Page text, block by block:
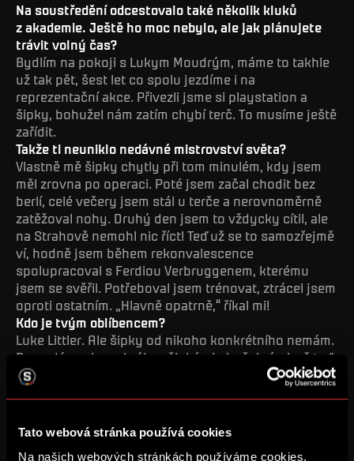
Tato webová stránka používá cookies
Na našich webových stránkách používáme cookies,
Na soustředění odcestovalo také několik kluků
z akademie. Ještě ho moc nebylo, ale jak plánujete
trávit volný čas?
Bydlím na pokoji s Lukym Moudrým, máme to takhle
už tak pět, šest let co spolu jezdíme i na
reprezentační akce. Přivezli jsme si playstation a
šipky, bohužel nám zatím chybí terč. To musíme ještě
zařídit.
Takže ti neuniklo nedávné mistrovství světa?
Vlastně mě šipky chytly při tom minulém, kdy jsem
měl zrovna po operaci. Poté jsem začal chodit bez
berlí, celé večery jsem stál u terče a nerovnoměrně
zatěžoval nohy. Druhý den jsem to vždycky cítil, ale
na Strahově nemohl nic říct! Teď už se to samozřejmě
ví, hodně jsem během rekonvalescence
spolupracoval s Ferdiou Verbruggenem, kterému
jsem se svěřil. Potřeboval jsem trénovat, ztrácel jsem
oproti ostatním. „Hlavně opatrně,“ říkal mi!
Kdo je tvým oblíbencem?
Luke Littler. Ale šipky od nikoho konkrétního nemám.
Do nedávna jsem hrál s nějakými obyčejnými, až teď
jsem si koupil lepší, tak mi to bude házet. Je to